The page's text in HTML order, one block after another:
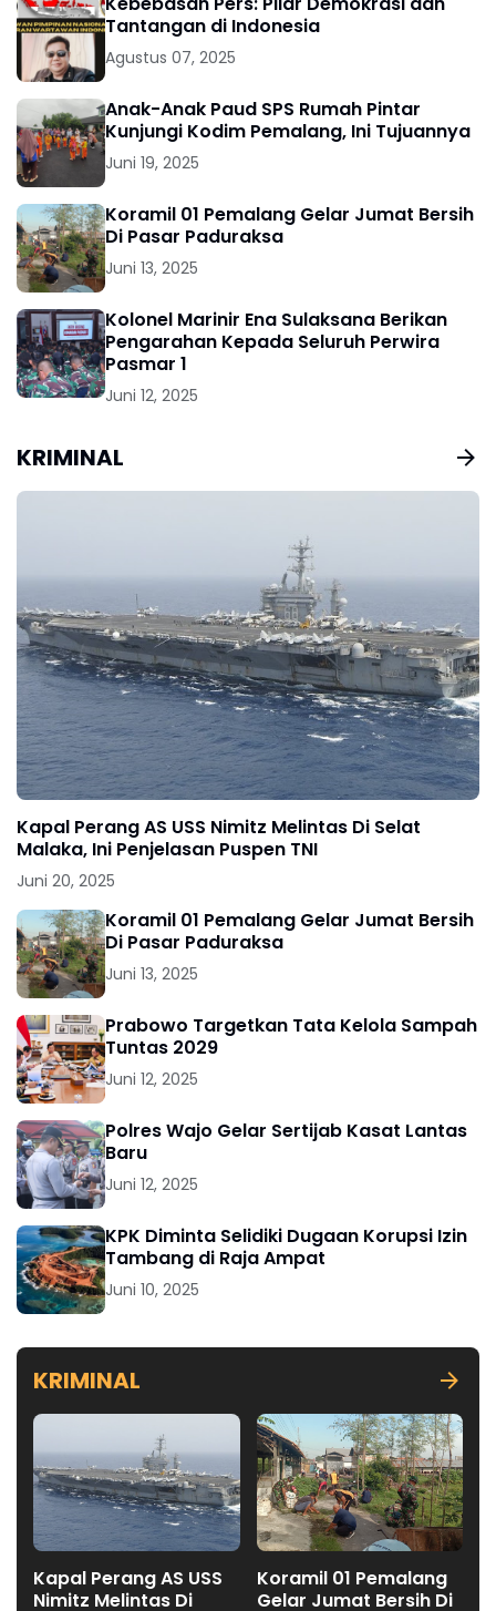
Tantangan di Indonesia
Agustus 07, 2025
Anak-Anak Paud SPS Rumah Pintar
Kunjungi Kodim Pemalang, Ini Tujuannya
Juni 19, 2025
Koramil 01 Pemalang Gelar Jumat Bersih
Di Pasar Paduraksa
Juni 13, 2025
Kolonel Marinir Ena Sulaksana Berikan
Pengarahan Kepada Seluruh Perwira
Pasmar 1
Juni 12, 2025
KRIMINAL
Kapal Perang AS USS Nimitz Melintas Di Selat
Malaka, Ini Penjelasan Puspen TNI
Juni 20, 2025
Koramil 01 Pemalang Gelar Jumat Bersih
Di Pasar Paduraksa
Juni 13, 2025
Prabowo Targetkan Tata Kelola Sampah
Tuntas 2029
Juni 12, 2025
Polres Wajo Gelar Sertijab Kasat Lantas
Baru
Juni 12, 2025
KPK Diminta Selidiki Dugaan Korupsi Izin
Tambang di Raja Ampat
Juni 10, 2025
KRIMINAL
Kapal Perang AS USS
Nimitz Melintas Di
Koramil 01 Pemalang
Gelar Jumat Bersih Di